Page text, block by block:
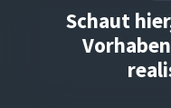
Schaut